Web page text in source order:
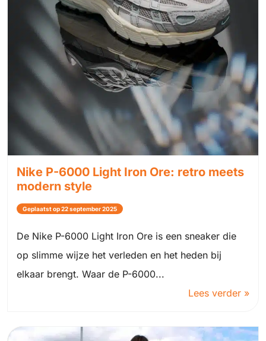
Nike P-6000 Light Iron Ore: retro meets
modern style
Geplaatst op 22 september 2025
De Nike P-6000 Light Iron Ore is een sneaker die
op slimme wijze het verleden en het heden bij
elkaar brengt. Waar de P-6000...
Lees verder »